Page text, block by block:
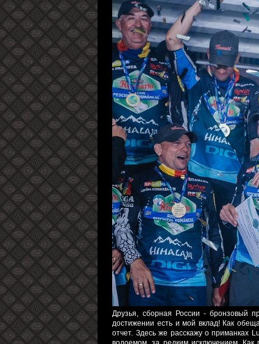
Друзья, сборная России - бронзовый
достижении есть и мой вклад! Как
отчет. Здесь же расскажу о приманках